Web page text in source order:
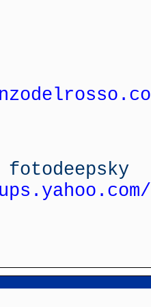
fotodeepsky